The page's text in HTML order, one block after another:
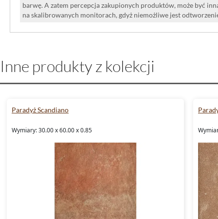
barwę. A zatem percepcja zakupionych produktów, może być
na skalibrowanych monitorach, gdyż niemożliwe jest
Inne produkty z kolekcji
Paradyż Scandiano
Wymiary: 30.00 x 60.00 x 0.85